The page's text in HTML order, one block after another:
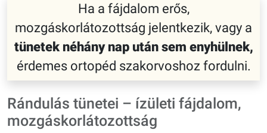
Ha a fájdalom erős,
mozgáskorlátozottság jelentkezik, vagy a
tünetek néhány nap után sem enyhülnek,
érdemes ortopéd szakorvoshoz fordulni.
Rándulás tünetei – ízületi fájdalom,
mozgáskorlátozottság